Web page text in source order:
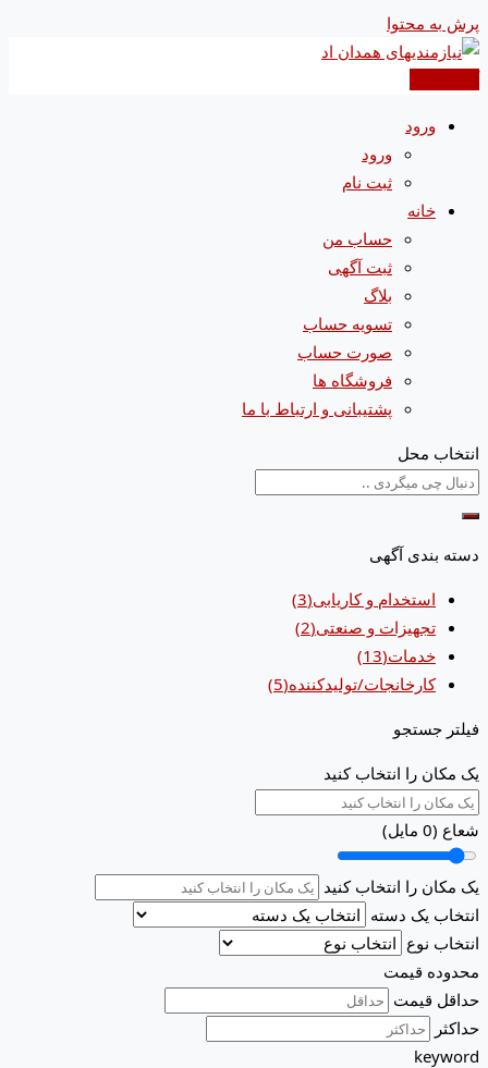
پرش به محتوا
ورود
ورود
ثبت نام
خانه
حساب من
ثبت آگهی
بلاگ
تسویه حساب
صورت حساب
فروشگاه ها
پشتیبانی و ارتباط با ما
انتخاب محل
دسته بندی آگهی
استخدام و کاریابی(3)
تجهیزات و صنعتی(2)
خدمات(13)
کارخانجات/تولیدکننده(5)
فیلتر جستجو
یک مکان را انتخاب کنید
شعاع (0 مایل)
یک مکان را انتخاب کنید
انتخاب یک دسته
انتخاب نوع
محدوده قیمت
حداقل قیمت
حداکثر
keyword